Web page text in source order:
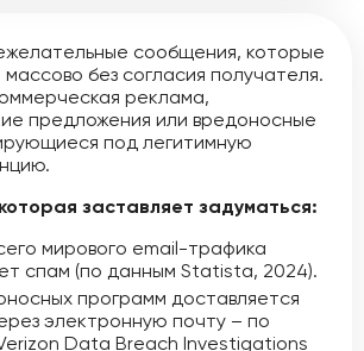
сообщения, которые
без согласия получателя.
реклама,
предложения или вредоносные
под легитимную
заставляет задуматься:
мирового email-трафика
спам (по данным Statista, 2024).
программ доставляется
электронную почту – по
Data Breach Investigations